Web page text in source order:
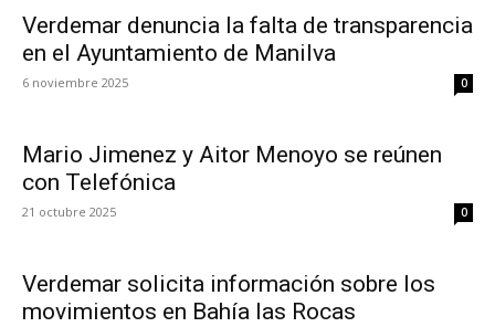
Verdemar denuncia la falta de transparencia
en el Ayuntamiento de Manilva
6 noviembre 2025 0
Mario Jimenez y Aitor Menoyo se reúnen
con Telefónica
21 octubre 2025 0
Verdemar solicita información sobre los
movimientos en Bahía las Rocas